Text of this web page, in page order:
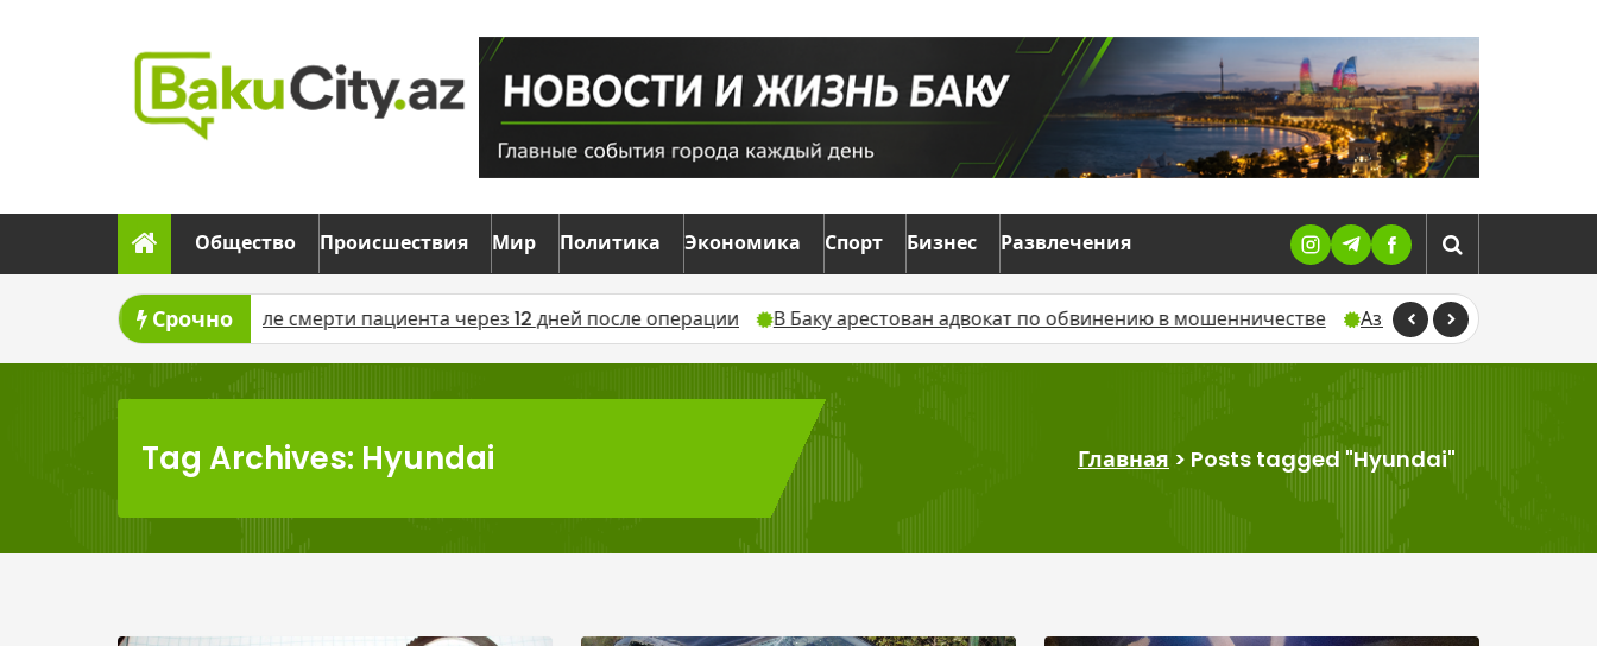
Общество Происшествия Мир Политика Экономика Спорт Бизнес Развлечения
Срочно
дело после смерти пациента через 12 дней после операции В Баку арестован адвокат по обвинению в мошенничестве Азербайджанский студент умер после
Tag Archives: Hyundai Главная > Posts tagged "Hyundai"